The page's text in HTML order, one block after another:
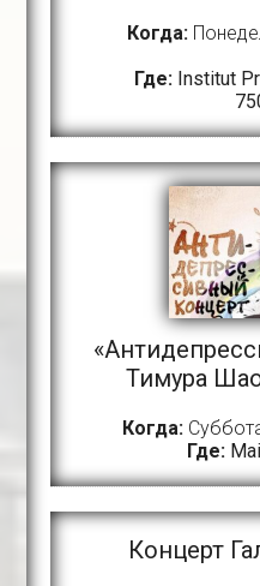
Когда:
Где: Institut
Тимура
Когда:
Где:
Концерт